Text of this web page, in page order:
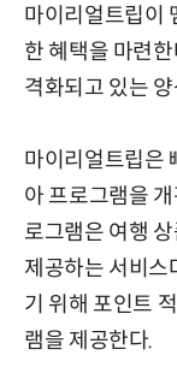
마이리얼트립이
한 혜택을 마련
격화되고 있는
마이리얼트립은
아 프로그램을
로그램은 여행
제공하는 서비스
기 위해 포인트
램을 제공한다.